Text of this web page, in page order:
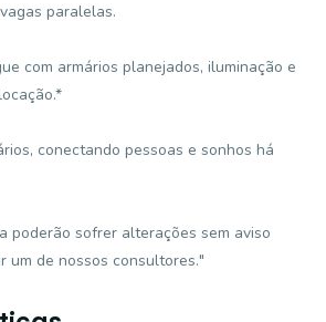
paralelas.
com armários planejados, iluminação e
conectando pessoas e sonhos há
poderão sofrer alterações sem aviso
um de nossos consultores."